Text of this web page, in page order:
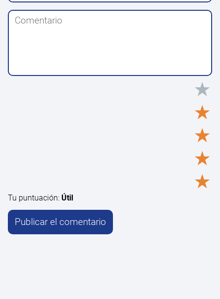
★
★
★
★
★
Tu puntuación: Útil